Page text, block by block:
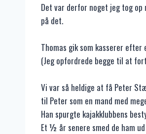
Det var derfor noget jeg tog
på det.
Thomas gik som kasserer
(Jeg opfordrede begge til at
Vi var så heldige at få Peter
til Peter som en mand med
Han spurgte kajakklubbens
Et ½ år senere smed de ham